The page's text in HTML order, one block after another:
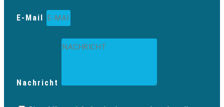
E-Mail
Nachricht